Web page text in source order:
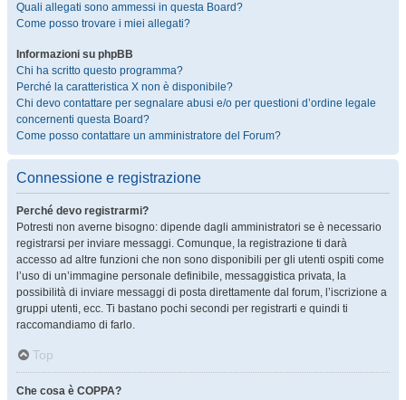
Quali allegati sono ammessi in questa Board?
Come posso trovare i miei allegati?
Informazioni su phpBB
Chi ha scritto questo programma?
Perché la caratteristica X non è disponibile?
Chi devo contattare per segnalare abusi e/o per questioni d’ordine legale
concernenti questa Board?
Come posso contattare un amministratore del Forum?
Connessione e registrazione
Perché devo registrarmi?
Potresti non averne bisogno: dipende dagli amministratori se è necessario
registrarsi per inviare messaggi. Comunque, la registrazione ti darà
accesso ad altre funzioni che non sono disponibili per gli utenti ospiti come
l’uso di un’immagine personale definibile, messaggistica privata, la
possibilità di inviare messaggi di posta direttamente dal forum, l’iscrizione a
gruppi utenti, ecc. Ti bastano pochi secondi per registrarti e quindi ti
raccomandiamo di farlo.
Top
Che cosa è COPPA?